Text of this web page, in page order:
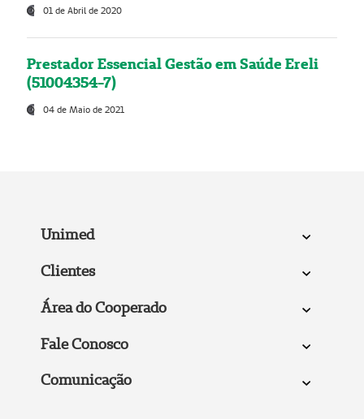
01 de Abril de 2020
Prestador Essencial Gestão em Saúde Ereli
(51004354-7)
04 de Maio de 2021
Unimed
Clientes
Área do Cooperado
Fale Conosco
Comunicação